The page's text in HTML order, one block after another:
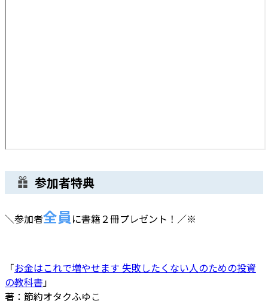
参加者特典
＼参加者全員 に書籍２冊プレゼント！／※
「お金はこれで増やせます 失敗したくない人のための投資
の教科書 」
著：節約オタクふゆこ